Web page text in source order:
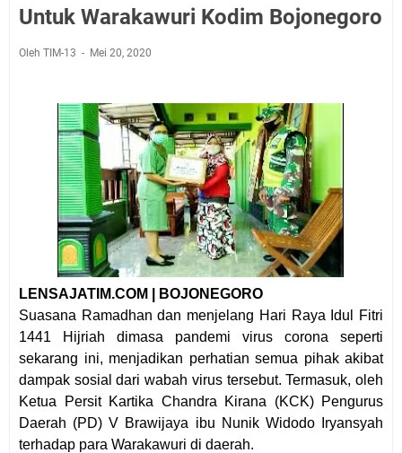
Untuk Warakawuri Kodim Bojonegoro
Oleh TIM-13 Mei 20, 2020
LENSAJATIM.COM | BOJONEGORO
Suasana Ramadhan dan menjelang Hari Raya Idul Fitri
1441 Hijriah dimasa pandemi virus corona seperti
sekarang ini, menjadikan perhatian semua pihak akibat
dampak sosial dari wabah virus tersebut. Termasuk, oleh
Ketua Persit Kartika Chandra Kirana (KCK) Pengurus
Daerah (PD) V Brawijaya ibu Nunik Widodo Iryansyah
terhadap para Warakawuri di daerah.